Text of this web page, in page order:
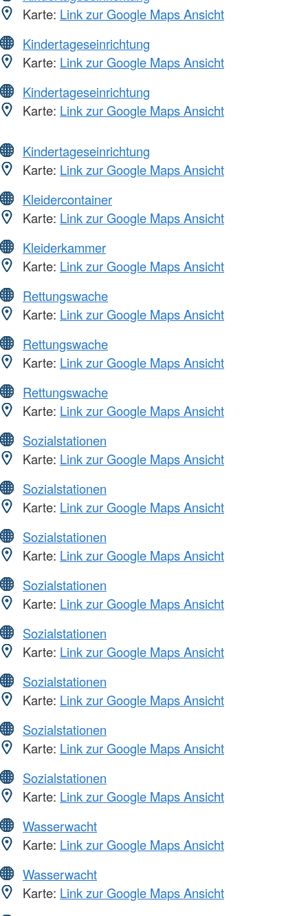
Karte: Link zur Google Maps Ansicht
Kindertageseinrichtung
Karte: Link zur Google Maps Ansicht
Kindertageseinrichtung
Karte: Link zur Google Maps Ansicht
Kindertageseinrichtung
Karte: Link zur Google Maps Ansicht
Kleidercontainer
Karte: Link zur Google Maps Ansicht
Kleiderkammer
Karte: Link zur Google Maps Ansicht
Rettungswache
Karte: Link zur Google Maps Ansicht
Rettungswache
Karte: Link zur Google Maps Ansicht
Rettungswache
Karte: Link zur Google Maps Ansicht
Sozialstationen
Karte: Link zur Google Maps Ansicht
Sozialstationen
Karte: Link zur Google Maps Ansicht
Sozialstationen
Karte: Link zur Google Maps Ansicht
Sozialstationen
Karte: Link zur Google Maps Ansicht
Sozialstationen
Karte: Link zur Google Maps Ansicht
Sozialstationen
Karte: Link zur Google Maps Ansicht
Sozialstationen
Karte: Link zur Google Maps Ansicht
Sozialstationen
Karte: Link zur Google Maps Ansicht
Wasserwacht
Karte: Link zur Google Maps Ansicht
Wasserwacht
Karte: Link zur Google Maps Ansicht